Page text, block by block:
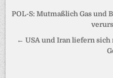
POL-S: Mutmaßlich Gas und
← USA und Iran liefern sich